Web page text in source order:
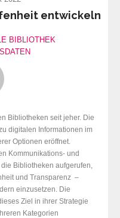
entwickeln
BIBLIOTHEK
Bibliotheken seit jeher. Die
digitalen Informationen im
Optionen eröffnet.
Kommunikations- und
Bibliotheken aufgerufen,
und Transparenz –
einzusetzen. Die
Ziel in ihrer Strategie
Kategorien